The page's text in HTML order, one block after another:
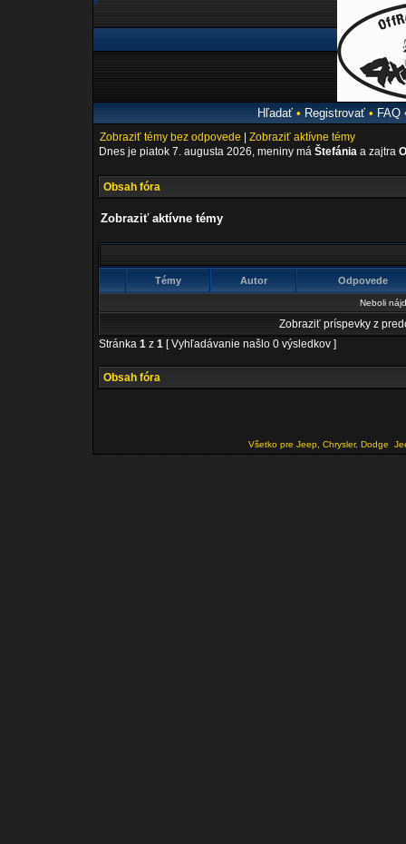
Hľadať• Registrovať• FAQ
Zobraziť témy bez odpovede
Zobraziť aktívne témy
Dnes je piatok 7. augusta 2026, meniny má Štefánia a zajtra
Obsah fóra
Zobraziť aktívne témy
Témy Autor Odpovede
Neboli
Zobraziť príspevky z
Stránka 1 z 1 [ Vyhľadávanie našlo 0 výsledkov ]
Obsah fóra
Všetko pre Jeep, Chrysler, Dodge